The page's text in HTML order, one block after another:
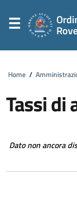
Home /
Tassi di
Dato non ancora